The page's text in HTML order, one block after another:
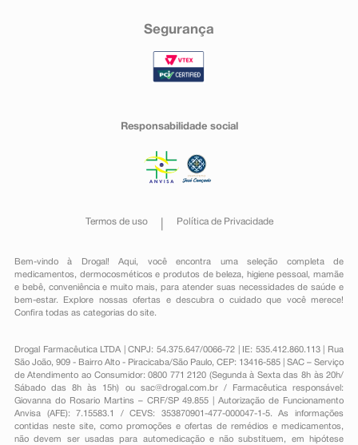
Segurança
Responsabilidade social
Termos de uso Política de Privacidade
Bem-vindo à Drogal! Aqui, você encontra uma seleção completa de
medicamentos , dermocosméticos e produtos de beleza, higiene pessoal ,mamãe
e bebê, conveniênciae muito mais, para atender suas necessidades de saúde e
bem-estar. Explore nossas ofertas e descubra o cuidado que você merece!
Confira todas as categorias do site.
Drogal Farmacêutica LTDA | CNPJ: 54.375.647/0066-72 | IE: 535.412.860.113 | Rua
São João, 909 - Bairro Alto - Piracicaba/São Paulo, CEP: 13416-585 | SAC – Serviço
de Atendimento ao Consumidor: 0800 771 2120 (Segunda à Sexta das 8h às 20h/
Sábado das 8h às 15h) ou sac@drogal.com.br/ Farmacêutica responsável:
Giovanna do Rosario Martins – CRF/SP 49.855 | Autorização de Funcionamento
Anvisa (AFE): 7.15583.1 / CEVS: 353870901-477-000047-1-5. As informações
contidas neste site, como promoções e ofertas de remédios e medicamentos,
não devem ser usadas para automedicação e não substituem, em hipótese